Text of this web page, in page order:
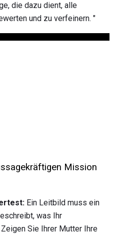
die dazu dient, alle
und zu verfeinern. "
Mission
Ein Leitbild muss ein
was Ihr
Sie Ihrer Mutter Ihre